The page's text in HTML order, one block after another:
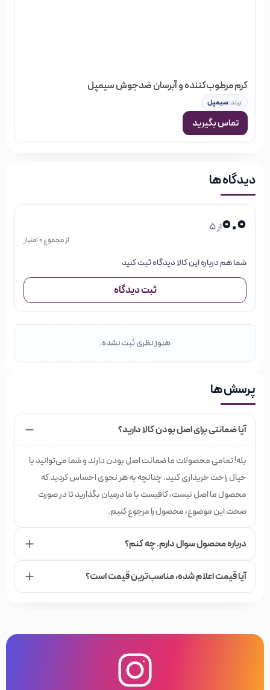
کرم مرطوب‌کننده و آبرسان ضدجوش سیمپل
برند:سیمپل
تماس بگیرید
دیدگاه ها
0.0از 5
از مجموع 0 امتیاز
شما هم درباره این کالا دیدگاه ثبت کنید
ثبت دیدگاه
هنوز نظری ثبت نشده.
پرسش ها
آیا ضمانتی برای اصل بودن کالا دارید؟
بله! تمامی محصولات ما ضمانت اصل بودن دارند و شما می‌توانید با
خیال راحت خریداری کنید. چنانچه به هر نحوی احساس کردید که
محصول ما اصل نیست، کافیست با ما درمیان بگذارید تا در صورت
صحت این موضوع، محصول را مرجوع کنیم.
درباره محصول سوال دارم. چه کنم؟
آیا قیمت اعلام شده،‌ مناسب‌ترین قیمت است؟